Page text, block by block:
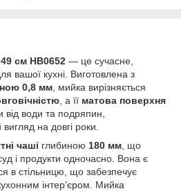
см HB0652 — це сучасне,
вашої кухні. Виготовлена з
0,8 мм , мийка вирізняється
, а її матова поверхня
від води та подряпин,
на довгі роки.
чаші глибиною 180 мм , що
і продукти одночасно. Вона є
в стільницю, що забезпечує
інтер’єром. Мийка